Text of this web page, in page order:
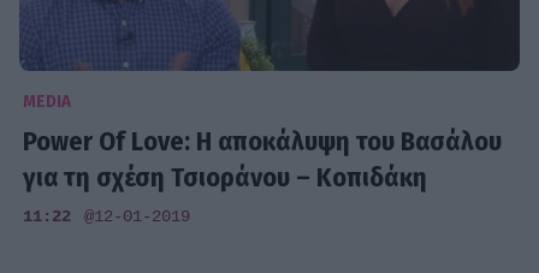
MEDIA
Power Of Love: Η αποκάλυψη του Βασάλου
για τη σχέση Τσιοράνου – Κοπιδάκη
11:22 @12-01-2019